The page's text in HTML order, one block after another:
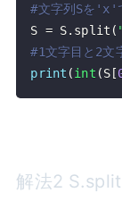
#文字列Sを'x'
S = S. split (
#1文字目と2
print (int (S [
解法2